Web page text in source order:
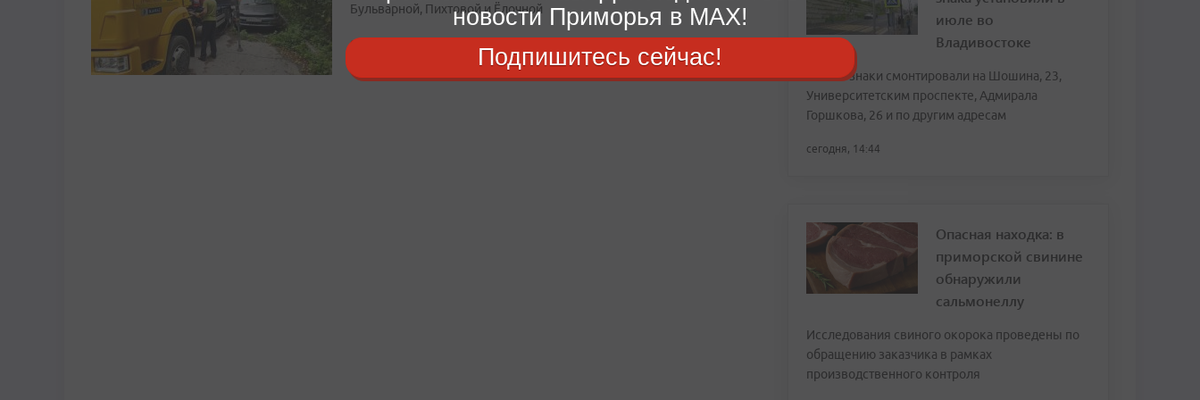
Бульварной, Пихтовой и Ёлочной
сегодня, 14:06
июле во
Владивостоке
Новые знаки смонтировали на Шошина, 23,
Университетским проспекте, Адмирала
Горшкова, 26 и по другим адресам
сегодня, 14:44
Опасная находка: в
приморской свинине
обнаружили
сальмонеллу
Исследования свиного окорока проведены по
обращению заказчика в рамках
производственного контроля
новости Приморья в MAX!
Подпишитесь сейчас!